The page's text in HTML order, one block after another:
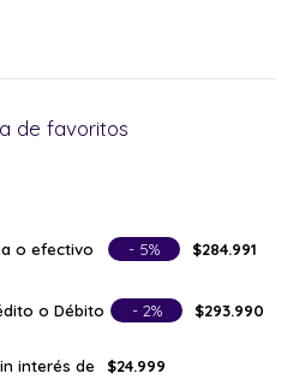
de favoritos
o efectivo - 5% $284.991
o Débito - 2% $293.990
interés de
$24.999